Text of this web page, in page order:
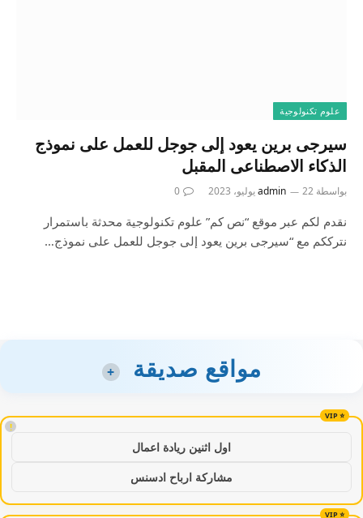
علوم تكنولوجية
سيرجى برين يعود إلى جوجل للعمل على نموذج
الذكاء الاصطناعى المقبل
بواسطة admin 22 يوليو، 2023 0
نقدم لكم عبر موقع “نص كم” علوم تكنولوجية محدثة باستمرار
نترككم مع “سيرجى برين يعود إلى جوجل للعمل على نموذج…
مواقع صديقة +
!
اول اثنين ريادة اعمال
مشاركة ارباح ادسنس